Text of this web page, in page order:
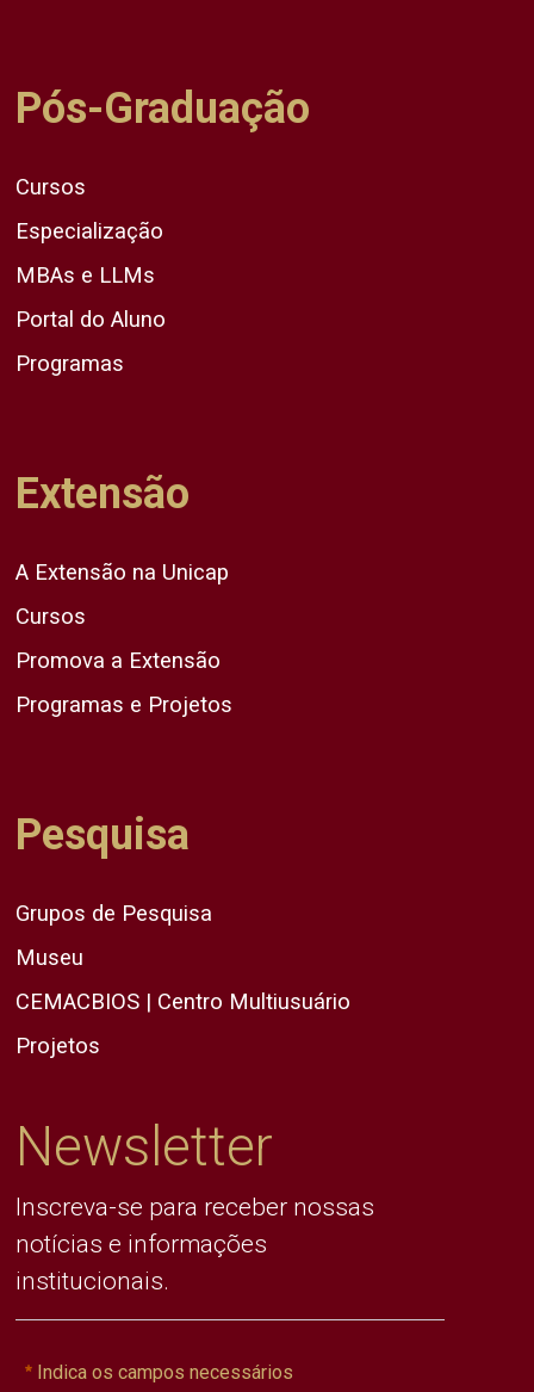
Pós-Graduação
Cursos
Especialização
MBAs e LLMs
Portal do Aluno
Programas
Extensão
A Extensão na Unicap
Cursos
Promova a Extensão
Programas e Projetos
Pesquisa
Grupos de Pesquisa
Museu
CEMACBIOS | Centro Multiusuário
Projetos
Newsletter
Inscreva-se para receber nossas
notícias e informações
institucionais.
Indica os campos necessários